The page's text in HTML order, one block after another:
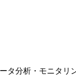
タ分析・モニタリ